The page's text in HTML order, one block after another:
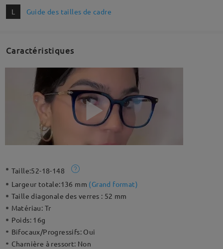
L Guide des tailles de cadre
Caractéristiques
Taille:52-18-148
Largeur totale:136 mm (Grand format)
Taille diagonale des verres : 52 mm
Matériau: Tr
Poids: 16g
Bifocaux/Progressifs: Oui
Charnière à ressort: Non